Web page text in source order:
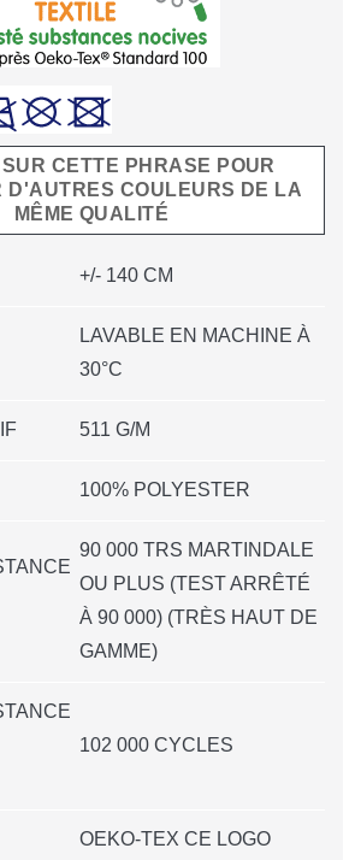
CETTE PHRASE POUR
D'AUTRES COULEURS DE LA
MÊME QUALITÉ
+/- 140 CM
LAVABLE EN MACHINE À
30°C
511 G/M
100% POLYESTER
90 000 TRS MARTINDALE
OU PLUS (TEST ARRÊTÉ
À 90 000) (TRÈS HAUT DE
GAMME)
102 000 CYCLES
OEKO-TEX CE LOGO